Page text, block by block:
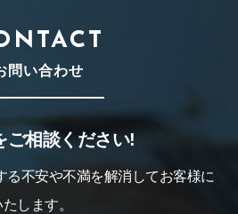
問い合わせ
ご相談ください!
る不安や不満を解消してお客様に
します。